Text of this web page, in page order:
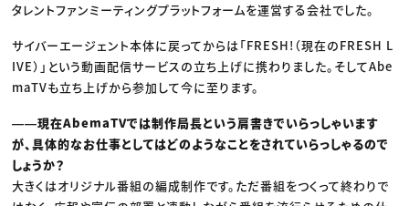
タレントファンミーティングプラットフォームを運営する会社でした。
サイバーエージェント本体に戻ってからは「FRESH!（現在のFRESH L
IVE）」という動画配信サービスの立ち上げに携わりました。そしてAbe
maTVも立ち上げから参加して今に至ります。
――現在AbemaTVでは制作局長という肩書きでいらっしゃいます
が、具体的なお仕事としてはどのようなことをされていらっしゃるので
しょうか？
大きくはオリジナル番組の編成制作です。ただ番組をつくって終わりで